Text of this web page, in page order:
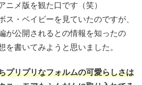
ニメ版を観た口です（笑）
ス・ベイビーを見ていたのですが、
が公開されるとの情報を知ったの
を書いてみようと思いました。
プリプリなフォルムの可愛らしさは